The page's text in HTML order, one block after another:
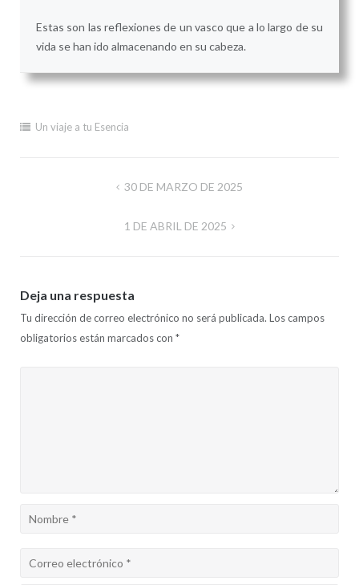
Estas son las reflexiones de un vasco que a lo largo de su
vida se han ido almacenando en su cabeza.
Un viaje a tu Esencia
30 DE MARZO DE 2025
1 DE ABRIL DE 2025
Deja una respuesta
Tu dirección de correo electrónico no será publicada. Los campos
obligatorios están marcados con *